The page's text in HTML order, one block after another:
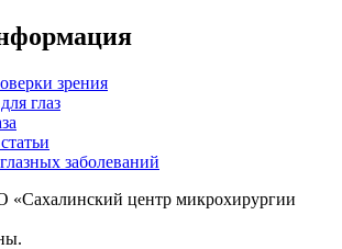
зрения
глаз
заболеваний
центр микрохирургии